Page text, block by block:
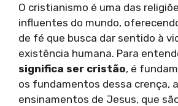
O cristianismo é uma das
influentes do mundo,
de fé que busca dar sentido à
existência humana. Para
significa ser cristão, é
os fundamentos dessa crença,
ensinamentos de Jesus, que